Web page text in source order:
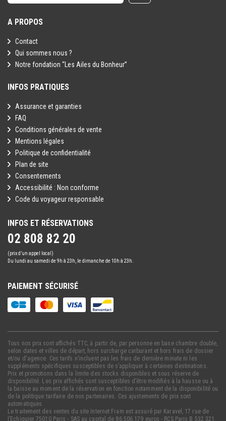
A PROPOS
Contact
Qui sommes nous ?
Notre fondation “Les Ailes du Bonheur”
INFOS PRATIQUES
Assurance et garanties
FAQ
Conditions générales de vente
Mentions légales
Politique de confidentialité
Plan de site
Consentements
Accessibilité : Non conforme
Code du voyageur responsable
INFOS ET RÉSERVATIONS
02 808 82 20
(prix d’un appel local)
Du lundi au samedi de 9h à 23h, le dimanche de 10h à 23h.
PAIEMENT SÉCURISÉ
Tous nos prix sont affichés TTC, à partir de, par personne en base chambre double,
selon dates et villes de départ, hors surcharge carburant et hors frais de dossier
et/ou d'agence. Ces tarifs n’incluent pas les frais de dernière minute ni les
suppléments spécifiques susceptibles de s’appliquer à certaines destinations.
Prix et promotions dans la limite des stocks disponibles et sous réserve de
disponibilité. Les prix affichés sont susceptibles d’être modifiés à la hausse ou à
la baisse au moment de la réservation en fonction notamment de la disponibilité ou
de la politique tarifaire de nos partenaires. Ces ajustements de prix sont
automatiques.
Le traitement des ventes du site Internet Fram est assuré par Karavel, 17 rue de
l’Echiquier 75010 Paris - SAS au capital de 86.506.179 euros - RCS Paris B 532 321